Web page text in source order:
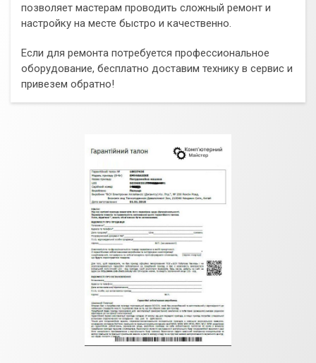
позволяет мастерам проводить сложный ремонт и
настройку на месте быстро и качественно.
Если для ремонта потребуется профессиональное
оборудование, бесплатно доставим технику в сервис и
привезем обратно!